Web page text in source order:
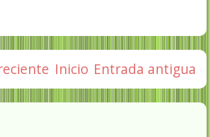
Entrada antigua
Inicio